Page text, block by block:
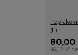
(E)
80,00
66,12 Kč